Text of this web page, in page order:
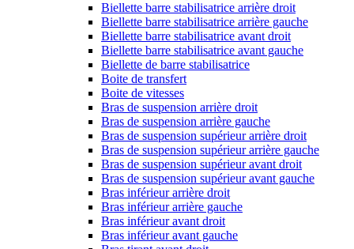
Biellette barre stabilisatrice arrière droit
Biellette barre stabilisatrice arrière gauche
Biellette barre stabilisatrice avant droit
Biellette barre stabilisatrice avant gauche
Biellette de barre stabilisatrice
Boite de transfert
Boite de vitesses
Bras de suspension arrière droit
Bras de suspension arrière gauche
Bras de suspension supérieur arrière droit
Bras de suspension supérieur arrière gauche
Bras de suspension supérieur avant droit
Bras de suspension supérieur avant gauche
Bras inférieur arrière droit
Bras inférieur arrière gauche
Bras inférieur avant droit
Bras inférieur avant gauche